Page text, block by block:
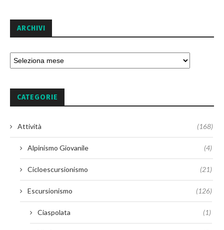
ARCHIVI
CATEGORIE
Attività (168)
Alpinismo Giovanile (4)
Cicloescursionismo (21)
Escursionismo (126)
Ciaspolata (1)